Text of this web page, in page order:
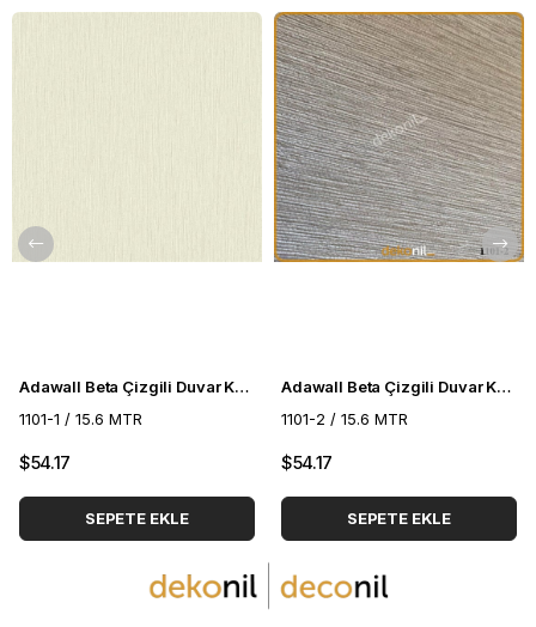
Adawall Beta Çizgili Duvar Kağıdı 1101-1
1101-1 / 15.6 MTR
$54.17
SEPETE EKLE
Adawall Beta Çizgili Duvar Kağıdı 1101-2
1101-2 / 15.6 MTR
$54.17
SEPETE EKLE